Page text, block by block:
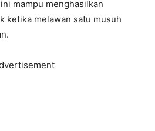
mampu menghasilkan
ketika melawan satu musuh